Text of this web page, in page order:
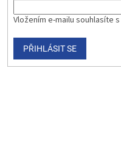
Vložením e-mailu souhlasíte s
PŘIHLÁSIT SE